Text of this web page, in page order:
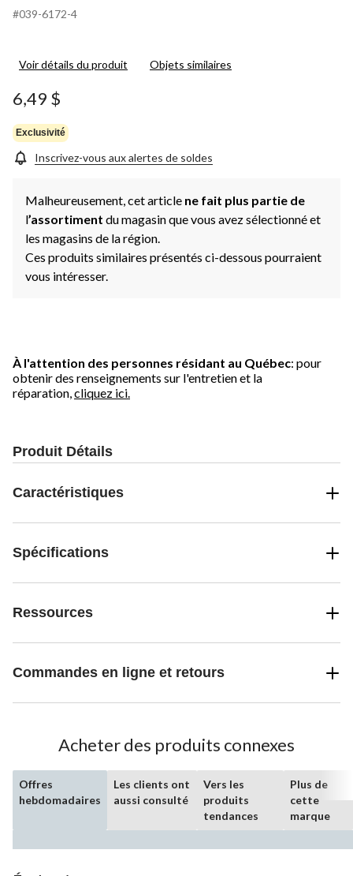
#039-6172-4
Voir détails du produit Objets similaires
6,49 $
Exclusivité
Inscrivez-vous aux alertes de soldes
Malheureusement, cet article ne fait plus partie de
l’assortiment du magasin que vous avez sélectionné et
les magasins de la région.
Ces produits similaires présentés ci-dessous pourraient
vous intéresser.
À l'attention des personnes résidant au Québec: pour
obtenir des renseignements sur l'entretien et la
réparation,cliquez ici.
Produit Détails
Caractéristiques
Spécifications
Ressources
Commandes en ligne et retours
Acheter des produits connexes
Offres
hebdomadaires
Les clients ont
aussi consulté
Vers les
produits
tendances
Plus de
cette
marque